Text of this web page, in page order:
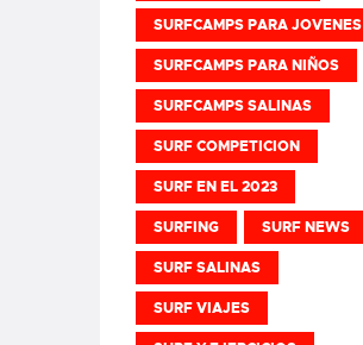
SURFCAMPS PARA JOVENES
SURFCAMPS PARA NIÑOS
SURFCAMPS SALINAS
SURF COMPETICION
SURF EN EL 2023
SURFING SURF NEWS
SURF SALINAS
SURF VIAJES